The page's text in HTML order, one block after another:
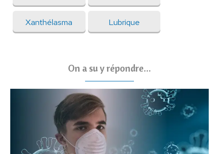
Xanthélasma Lubrique
On a su y répondre...